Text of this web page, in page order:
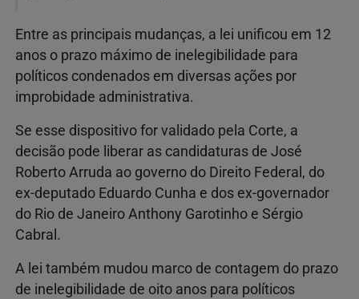
Entre as principais mudanças, a lei unificou em 12
anos o prazo máximo de inelegibilidade para
políticos condenados em diversas ações por
improbidade administrativa.
Se esse dispositivo for validado pela Corte, a
decisão pode liberar as candidaturas de José
Roberto Arruda ao governo do Direito Federal, do
ex-deputado Eduardo Cunha e dos ex-governador
do Rio de Janeiro Anthony Garotinho e Sérgio
Cabral.
A lei também mudou marco de contagem do prazo
de inelegibilidade de oito anos para políticos